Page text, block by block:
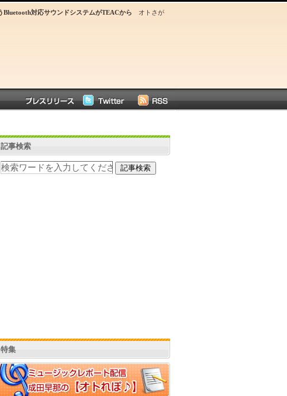
オトさが
Bluetooth対応サウンドシステムがTEACから
記事検索
特集